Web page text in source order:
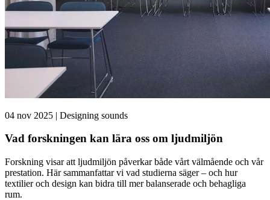
04 nov 2025 | Designing sounds
Vad forskningen kan lära oss om ljudmiljön
Forskning visar att ljudmiljön påverkar både vårt välmående och vår
prestation. Här sammanfattar vi vad studierna säger – och hur
textilier och design kan bidra till mer balanserade och behagliga
rum.